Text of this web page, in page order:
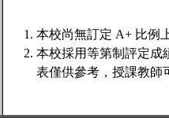
本校尚無訂定 A+ 比例
本校採用等第制評定成
表僅供參考，授課教師